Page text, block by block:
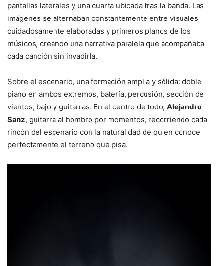
pantallas laterales y una cuarta ubicada tras la banda. Las
imágenes se alternaban constantemente entre visuales
cuidadosamente elaboradas y primeros planos de los
músicos, creando una narrativa paralela que acompañaba
cada canción sin invadirla.
Sobre el escenario, una formación amplia y sólida: doble
piano en ambos extremos, batería, percusión, sección de
vientos, bajo y guitarras. En el centro de todo, Alejandro
Sanz, guitarra al hombro por momentos, recorriendo cada
rincón del escenario con la naturalidad de quien conoce
perfectamente el terreno que pisa.